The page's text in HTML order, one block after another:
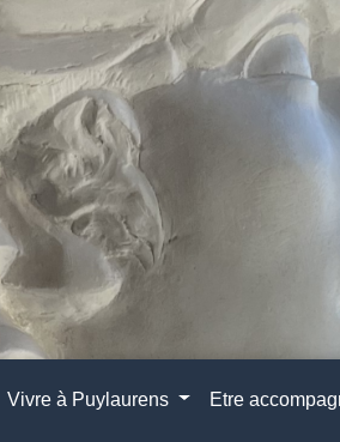
Vivre à Puylaurens Etre